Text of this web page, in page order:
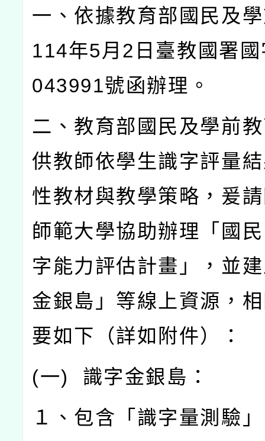
一、依據教育部國民及
114年5月 2 日臺教國署
043991號函辦理。
二、教育部國民及學前
供教師依學生識字評量
性教材與教學策略，爰
師範大學協助辦理「國
字能力評估計畫」，並
金銀島」等線上資源，
要如下（詳如附件）：
(一) 識字金銀島：
１、包含「識字量測驗